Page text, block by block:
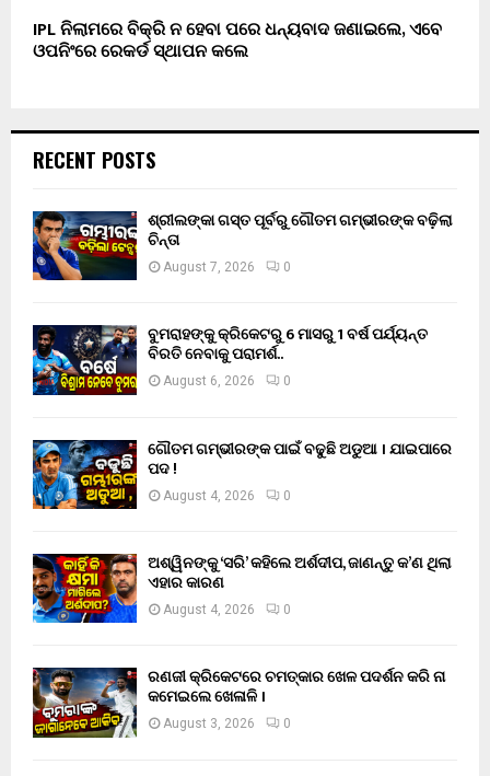
IPL ନିଲାମରେ ବିକ୍ରି ନ ହେବା ପରେ ଧନ୍ୟବାଦ ଜଣାଇଲେ, ଏବେ
ଓପନିଂରେ ରେକର୍ଡ ସ୍ଥାପନ କଲେ
RECENT POSTS
ଶ୍ରୀଲଙ୍କା ଗସ୍ତ ପୂର୍ବରୁ ଗୌତମ ଗମ୍ଭୀରଙ୍କ ବଢ଼ିଲା
ଚିନ୍ତା
August 7, 2026 0
ବୁମରାହଙ୍କୁ କ୍ରିକେଟରୁ 6 ମାସରୁ 1 ବର୍ଷ ପର୍ଯ୍ୟନ୍ତ
ବିରତି ନେବାକୁ ପରାମର୍ଶ..
August 6, 2026 0
ଗୌତମ ଗମ୍ଭୀରଙ୍କ ପାଇଁ ବଢୁଛି ଅଡୁଆ । ଯାଇପାରେ
ପଦ !
August 4, 2026 0
ଅଶ୍ୱିନଙ୍କୁ ‘ସରି’ କହିଲେ ଅର୍ଶଦୀପ, ଜାଣନ୍ତୁ କ’ଣ ଥିଲା
ଏହାର କାରଣ
August 4, 2026 0
ରଣଜୀ କ୍ରିକେଟରେ ଚମତ୍କାର ଖେଳ ପଦର୍ଶନ କରି ନା
କମେଇଲେ ଖେଳାଳି ।
August 3, 2026 0